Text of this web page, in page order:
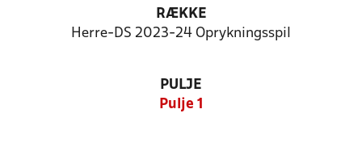
RÆKKE
Herre-DS 2023-24 Oprykningsspil
PULJE
Pulje 1